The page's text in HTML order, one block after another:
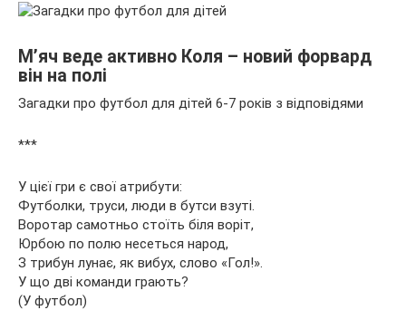
М’яч веде активно Коля – новий форвард
він на полі
Загадки про футбол для дітей 6-7 років з відповідями
***
У цієї гри є свої атрибути:
Футболки, труси, люди в бутси взуті.
Воротар самотньо стоїть біля воріт,
Юрбою по полю несеться народ,
З трибун лунає, як вибух, слово «Гол!».
У що дві команди грають?
(У футбол)